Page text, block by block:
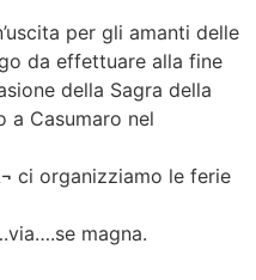
per gli amanti delle
da effettuare alla fine
della Sagra della
a Casumaro nel
ci organizziamo le ferie
magna.